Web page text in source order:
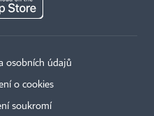
osobních údajů
o cookies
soukromí